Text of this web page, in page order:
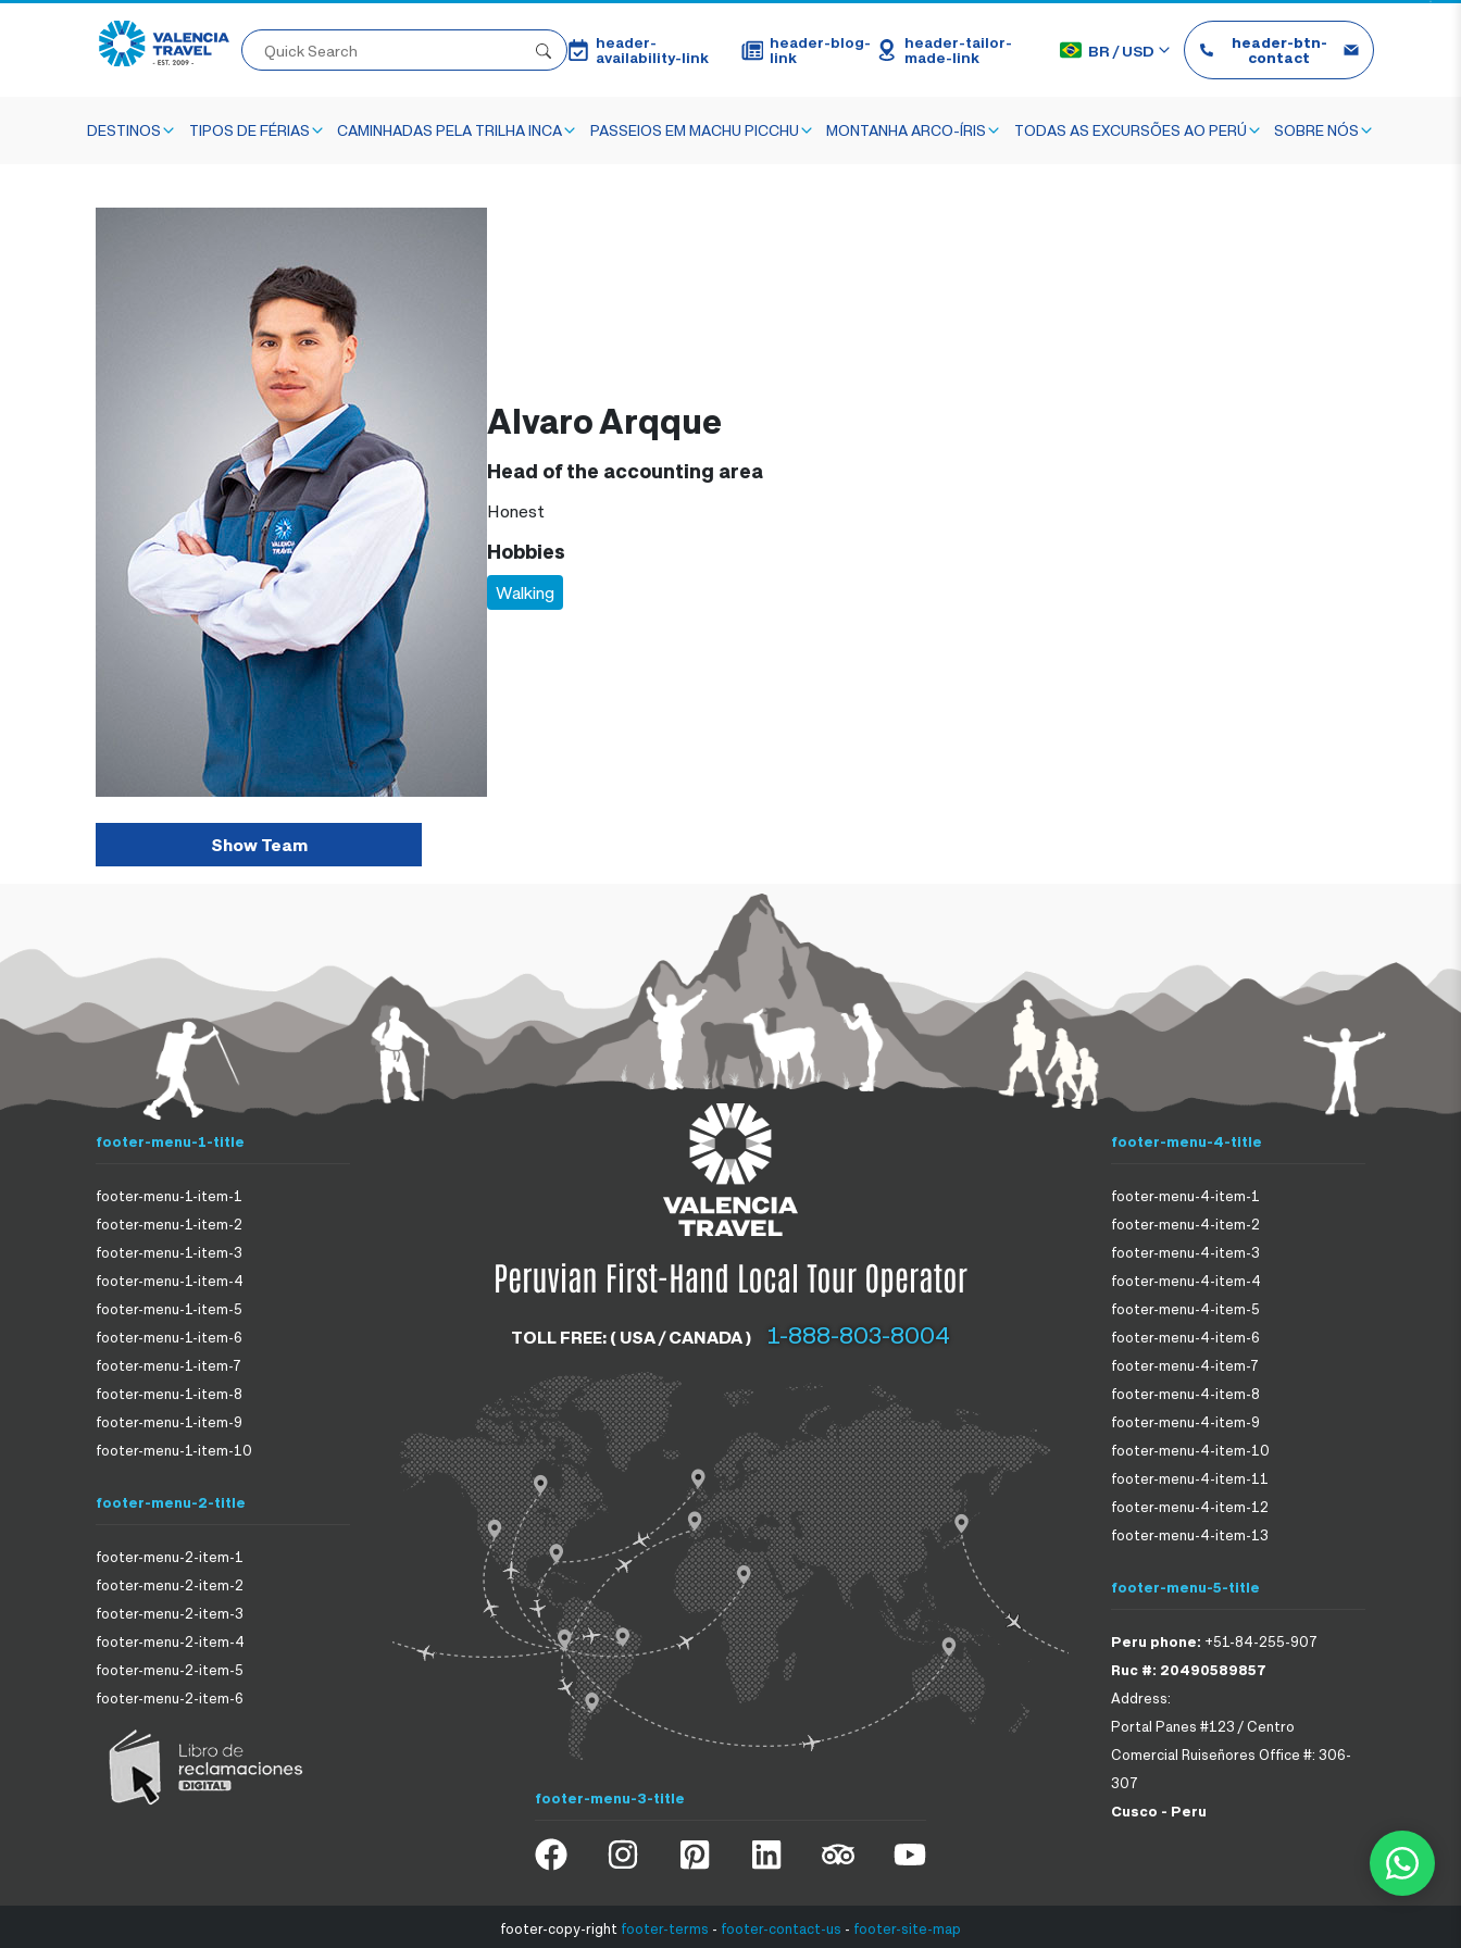
header-
availability-link
header-blog-
link
header-tailor-
made-link
BR /USD
header-btn-
contact
DESTINOS TIPOS DE FÉRIAS CAMINHADAS PELA TRILHA INCA PASSEIOS EM MACHU PICCHU MONTANHA ARCO-ÍRIS TODAS AS EXCURSÕES AO PERÚ SOBRE NÓS
Alvaro Arqque
Head of the accounting area
Honest
Hobbies
Walking
Show Team
footer-menu-1-title
footer-menu-1-item-1
footer-menu-1-item-2
footer-menu-1-item-3
footer-menu-1-item-4
footer-menu-1-item-5
footer-menu-1-item-6
footer-menu-1-item-7
footer-menu-1-item-8
footer-menu-1-item-9
footer-menu-1-item-10
footer-menu-2-title
footer-menu-2-item-1
footer-menu-2-item-2
footer-menu-2-item-3
footer-menu-2-item-4
footer-menu-2-item-5
footer-menu-2-item-6
TOLL FREE: ( USA / CANADA ) 1-888-803-8004
footer-menu-3-title
footer-menu-4-title
footer-menu-4-item-1
footer-menu-4-item-2
footer-menu-4-item-3
footer-menu-4-item-4
footer-menu-4-item-5
footer-menu-4-item-6
footer-menu-4-item-7
footer-menu-4-item-8
footer-menu-4-item-9
footer-menu-4-item-10
footer-menu-4-item-11
footer-menu-4-item-12
footer-menu-4-item-13
footer-menu-5-title
Peru phone: +51-84-255-907
Ruc #: 20490589857
Address:
Portal Panes #123 / Centro
Comercial Ruiseñores Office #: 306-
307
Cusco - Peru
footer-copy-right footer-terms - footer-contact-us - footer-site-map